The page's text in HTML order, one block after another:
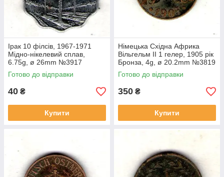
Ірак 10 філсів, 1967-1971
Мідно-нікелевий сплав,
6.75g, ø 26mm №3917
Готово до відправки
40 ₴
Купити
Німецька Східна Африка
Вільгельм II 1 гелер, 1905 рік
Бронза, 4g, ø 20.2mm №3819
Готово до відправки
350 ₴
Купити